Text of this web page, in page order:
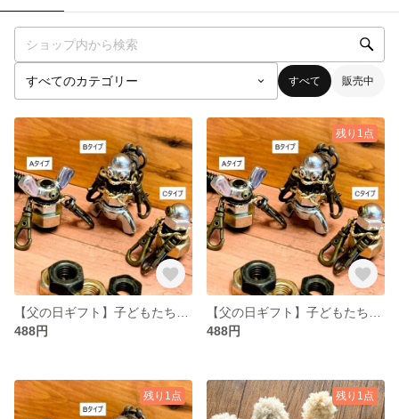
すべて 販売中
488円
残り1点
488円
残り1点 残り1点